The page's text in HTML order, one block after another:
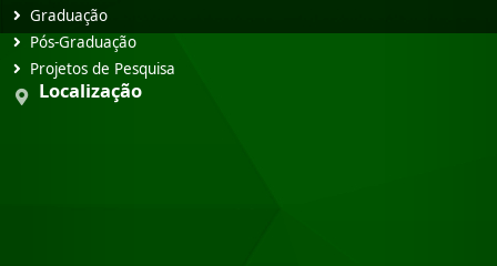
Graduação
Pós-Graduação
Projetos de Pesquisa
Localização